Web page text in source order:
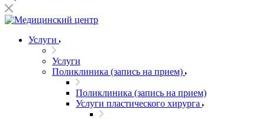
Услуги
Услуги
Поликлиника (запись на прием)
Поликлиника (запись на прием)
Услуги пластического хирурга